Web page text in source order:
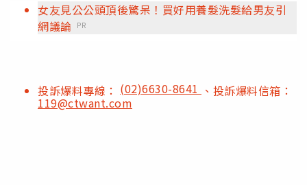
女友見公公頭頂後驚呆！買好用養髮洗髮給男友引
網議論 PR
投訴爆料專線： (02)6630-8641 、投訴爆料信箱：
119@ctwant.com